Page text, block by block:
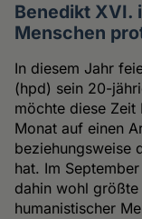
Benedikt XVI.
Menschen
In diesem Jahr
(hpd) sein 20-
möchte diese Zeit
Monat auf einen
beziehungsweise
hat. Im
dahin wohl
humanistischer